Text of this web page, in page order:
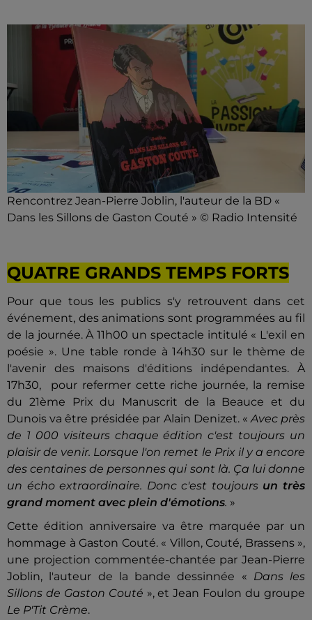
Rencontrez Jean-Pierre Joblin, l'auteur de la BD «
Dans les Sillons de Gaston Couté » © Radio Intensité
QUATRE GRANDS TEMPS FORTS
Pour que tous les publics s'y retrouvent dans cet
événement, des animations sont programmées au fil
de la journée. À 11h00 un spectacle intitulé « L'exil en
poésie ». Une table ronde à 14h30 sur le thème de
l'avenir des maisons d'éditions indépendantes. À
17h30, pour refermer cette riche journée, la remise
du 21ème Prix du Manuscrit de la Beauce et du
Dunois va être présidée par Alain Denizet. « Avec près
de 1 000 visiteurs chaque édition c'est toujours un
plaisir de venir. Lorsque l'on remet le Prix il y a encore
des centaines de personnes qui sont là. Ça lui donne
un écho extraordinaire. Donc c'est toujours un très
grand moment avec plein d'émotions. »
Cette édition anniversaire va être marquée par un
hommage à Gaston Couté. « Villon, Couté, Brassens »,
une projection commentée-chantée par Jean-Pierre
Joblin, l'auteur de la bande dessinnée « Dans les
Sillons de Gaston Couté », et Jean Foulon du groupe
Le P'Tit Crème.